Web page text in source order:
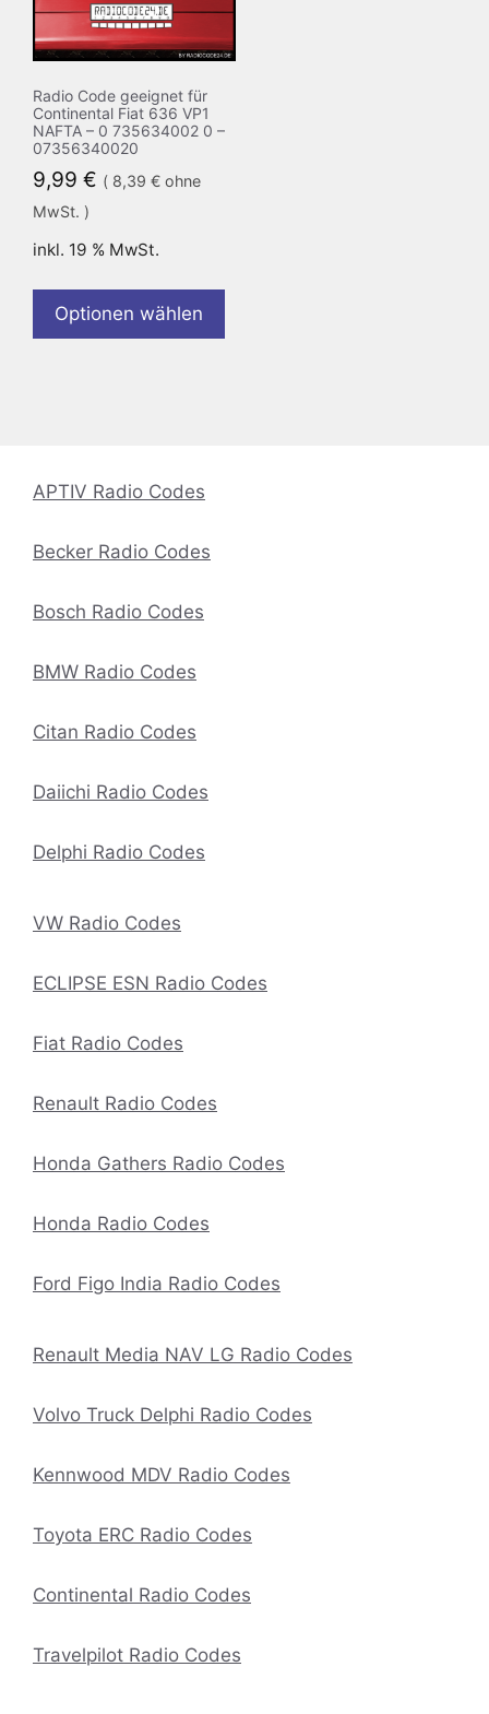
Radio Code geeignet für
Continental Fiat 636 VP1
NAFTA – 0 735634002 0 –
07356340020
9,99 € ( 8,39 € ohne
MwSt. )
inkl. 19 % MwSt.
Optionen wählen
APTIV Radio Codes
Becker Radio Codes
Bosch Radio Codes
BMW Radio Codes
Citan Radio Codes
Daiichi Radio Codes
Delphi Radio Codes
VW Radio Codes
ECLIPSE ESN Radio Codes
Fiat Radio Codes
Renault Radio Codes
Honda Gathers Radio Codes
Honda Radio Codes
Ford Figo India Radio Codes
Renault Media NAV LG Radio Codes
Volvo Truck Delphi Radio Codes
Kennwood MDV Radio Codes
Toyota ERC Radio Codes
Continental Radio Codes
Travelpilot Radio Codes